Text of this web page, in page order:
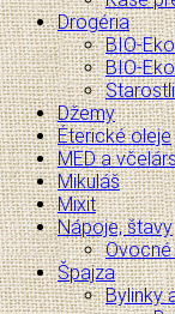
Drogéria
BIO-
BIO-
Džemy
Éterické oleje
MED a
Mikuláš
Mixit
Nápoje, štavy
Špajza
Bylinky